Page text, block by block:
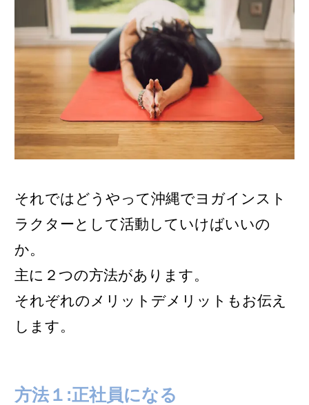
それではどうやって沖縄でヨガインスト
ラクターとして活動していけばいいの
か。
主に２つの方法があります。
それぞれのメリットデメリットもお伝え
します。
方法１:正社員になる